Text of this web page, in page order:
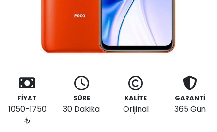
FİYAT
1050-1750
₺
SÜRE
30 Dakika
KALİTE
Orijinal
GARANTİ
365 Gün